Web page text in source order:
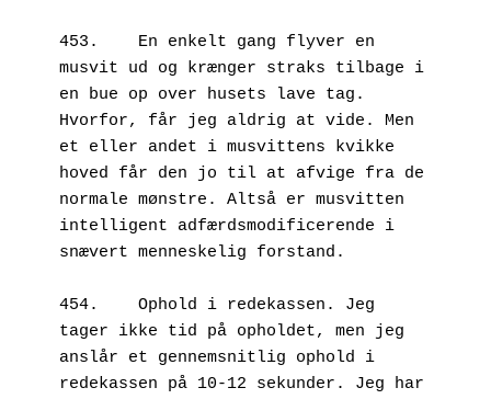
453.	En enkelt gang flyver en
musvit ud og krænger straks tilbage i
en bue op over husets lave tag.
Hvorfor, får jeg aldrig at vide. Men
et eller andet i musvittens kvikke
hoved får den jo til at afvige fra de
normale mønstre. Altså er musvitten
intelligent adfærdsmodificerende i
snævert menneskelig forstand.
454.	Ophold i redekassen. Jeg
tager ikke tid på opholdet, men jeg
anslår et gennemsnitlig ophold i
redekassen på 10-12 sekunder. Jeg har